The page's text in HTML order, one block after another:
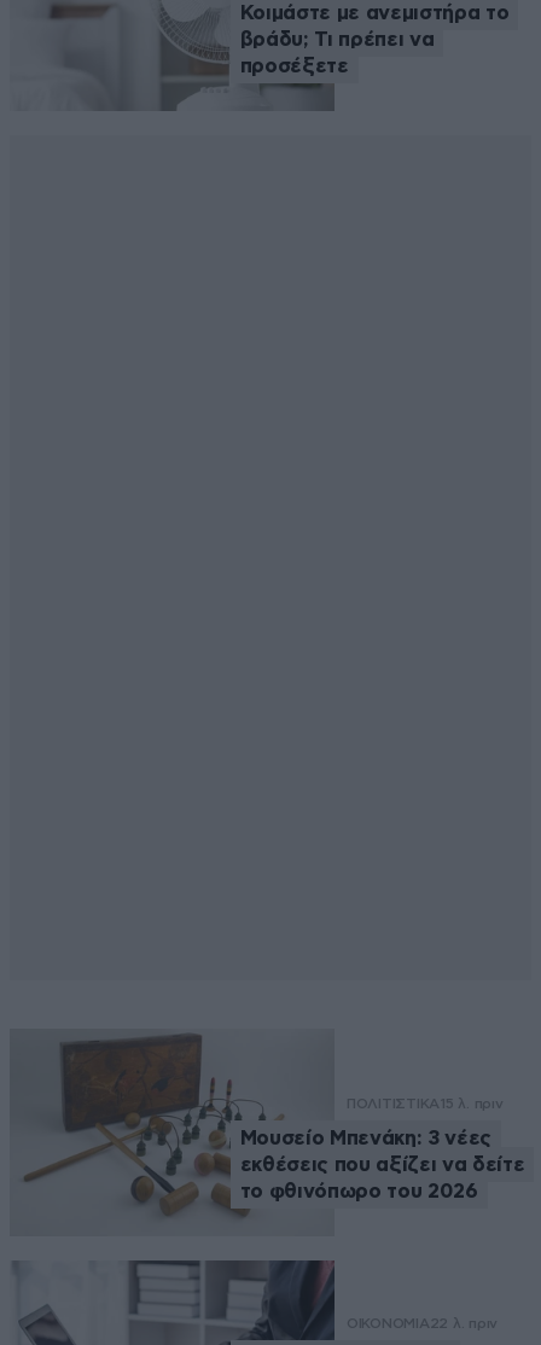
Κοιμάστε με ανεμιστήρα το
βράδυ; Τι πρέπει να
προσέξετε
ΠΟΛΙΤΙΣΤΙΚΑ 15 λ. πριν
Μουσείο Μπενάκη: 3 νέες
εκθέσεις που αξίζει να δείτε
το φθινόπωρο του 2026
ΟΙΚΟΝΟΜΙΑ 22 λ. πριν